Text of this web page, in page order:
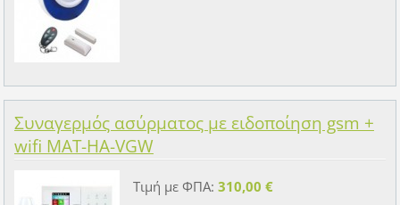
Συναγερμός ασύρματος με ειδοποίηση gsm +
wifi MAT-HA-VGW
Τιμή με ΦΠΑ: 310,00 €